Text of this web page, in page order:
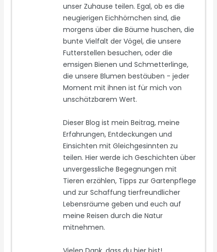
unser Zuhause teilen. Egal, ob es die
neugierigen Eichhörnchen sind, die
morgens über die Bäume huschen, die
bunte Vielfalt der Vögel, die unsere
Futterstellen besuchen, oder die
emsigen Bienen und Schmetterlinge,
die unsere Blumen bestäuben - jeder
Moment mit ihnen ist für mich von
unschätzbarem Wert.
Dieser Blog ist mein Beitrag, meine
Erfahrungen, Entdeckungen und
Einsichten mit Gleichgesinnten zu
teilen. Hier werde ich Geschichten über
unvergessliche Begegnungen mit
Tieren erzählen, Tipps zur Gartenpflege
und zur Schaffung tierfreundlicher
Lebensräume geben und euch auf
meine Reisen durch die Natur
mitnehmen.